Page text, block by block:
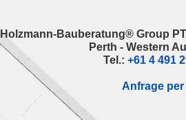
Holzmann-Bauberatung® Group
Perth - Western
Tel.: +61 4 491
Anfrage per